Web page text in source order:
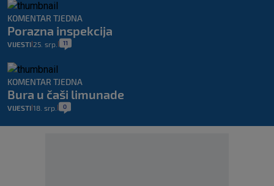
KOMENTAR TJEDNA
Porazna inspekcija
VIJESTI 25. srp. 11
KOMENTAR TJEDNA
Bura u čaši limunade
VIJESTI 18. srp. 0